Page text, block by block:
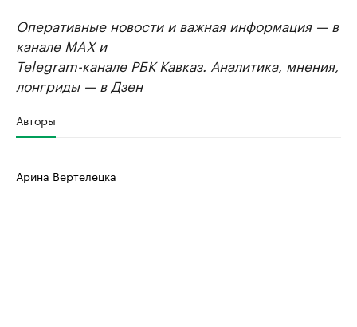
Оперативные новости и важная информация — в
канале MAXи
Telegram-канале РБК Кавказ. Аналитика, мнения,
лонгриды — в Дзен
Авторы
Арина Вертелецка